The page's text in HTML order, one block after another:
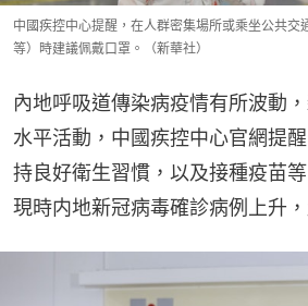
中國疾控中心提醒，在人群密集場所或乘坐公共交
等）時建議佩戴口罩。（新華社）
內地呼吸道傳染病疫情有所波動
水平活動，中國疾控中心官網提
持良好衛生習慣，以及接種疫苗
現時内地新冠病毒確診病例上升